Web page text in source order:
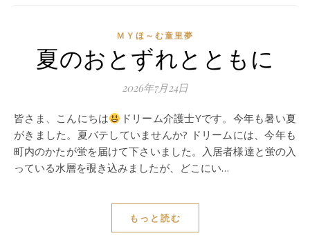
ＭＹほ～む童里夢
夏のおとずれとともに
2026年7月24日
皆さま、こんにちは
ドリーム介護士Yです。今年も暑い夏
がきました。夏バテしていませんか? ドリームには、今年も
町内のかたが蛍を届けて下さいました。入居者様達と蛍の入
っている水層を覗き込みましたが、どこにい…
もっと読む